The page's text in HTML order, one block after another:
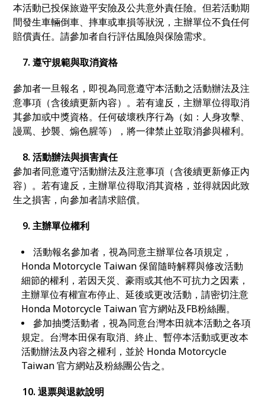
本活動已投保旅遊平安險及公共意外責任險。但若活動期
間發生車輛倒車、摔車或車損等狀況，主辦單位不負任何
賠償責任。請參加者自行評估風險與保險需求。
7. 遵守規範與取消資格
參加者一旦報名，即視為同意遵守本活動之活動辦法及注
意事項（含後續更新內容）。若有違反，主辦單位得取消
其參加或中獎資格。任何破壞秩序行為（如：人身攻擊、
謾罵、抄襲、煽色腥等），將一律禁止並取消參與權利。
8. 活動辦法與損害責任
參加者同意遵守活動辦法及注意事項（含後續更新修正內
容）。若有違反，主辦單位得取消其資格，並得就因此致
生之損害，向參加者請求賠償。
9. 主辦單位權利
活動報名參加者，視為同意主辦單位各項規定，
Honda Motorcycle Taiwan 保留隨時解釋與修改活動
細節的權利，若因天災、豪雨或其他不可抗力之因素，
主辦單位有權宣布停止、延後或更改活動，請密切注意
Honda Motorcycle Taiwan 官方網站及FB粉絲團。
參加抽獎活動者，視為同意台灣本田就本活動之各項
規定。台灣本田保有取消、終止、暫停本活動或更改本
活動辦法及內容之權利，並於 Honda Motorcycle
Taiwan 官方網站及粉絲團公告之。
10.退票與退款說明